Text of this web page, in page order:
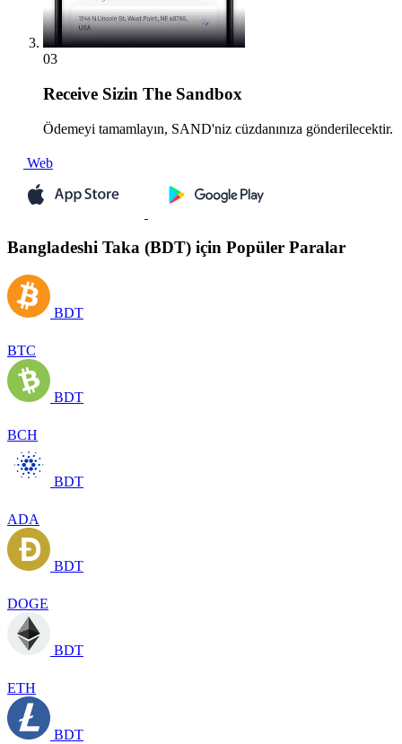
03
Receive Sizin The Sandbox
Ödemeyi tamamlayın, SAND'niz cüzdanınıza gönderilecektir.
Web
Bangladeshi Taka (BDT) için Popüler Paralar
BDT
BTC
BDT
BCH
BDT
ADA
BDT
DOGE
BDT
ETH
BDT